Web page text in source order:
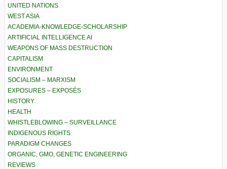
UNITED NATIONS
WEST ASIA
ACADEMIA-KNOWLEDGE-SCHOLARSHIP
ARTIFICIAL INTELLIGENCE AI
WEAPONS OF MASS DESTRUCTION
CAPITALISM
ENVIRONMENT
SOCIALISM – MARXISM
EXPOSURES – EXPOSÉS
HISTORY
HEALTH
WHISTLEBLOWING – SURVEILLANCE
INDIGENOUS RIGHTS
PARADIGM CHANGES
ORGANIC, GMO, GENETIC ENGINEERING
REVIEWS